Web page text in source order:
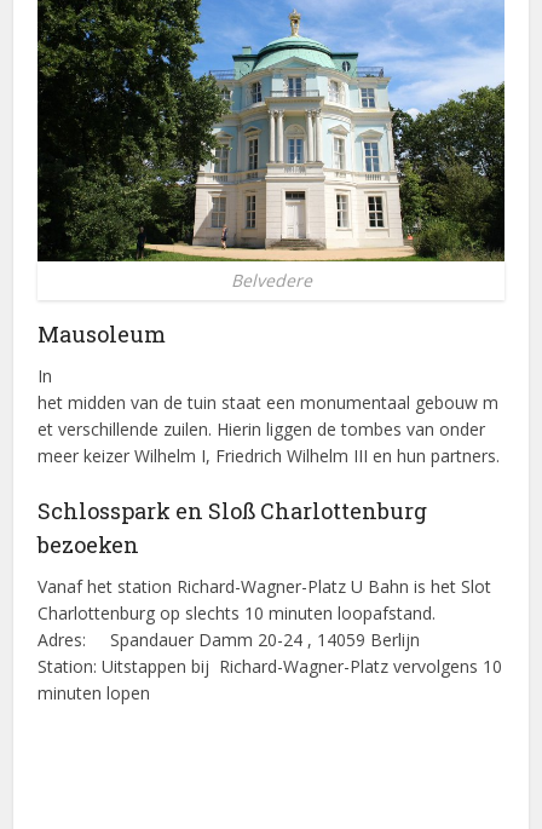
Belvedere
Mausoleum
In
het midden van de tuin staat een monumentaal gebouw m
et verschillende zuilen. Hierin liggen de tombes van onder
meer keizer Wilhelm I, Friedrich Wilhelm III en hun partners.
Schlosspark en Sloß Charlottenburg
bezoeken
Vanaf het station Richard-Wagner-Platz U Bahn is het Slot
Charlottenburg op slechts 10 minuten loopafstand.
Adres: Spandauer Damm 20-24 , 14059 Berlijn
Station: Uitstappen bij Richard-Wagner-Platz vervolgens 10
minuten lopen